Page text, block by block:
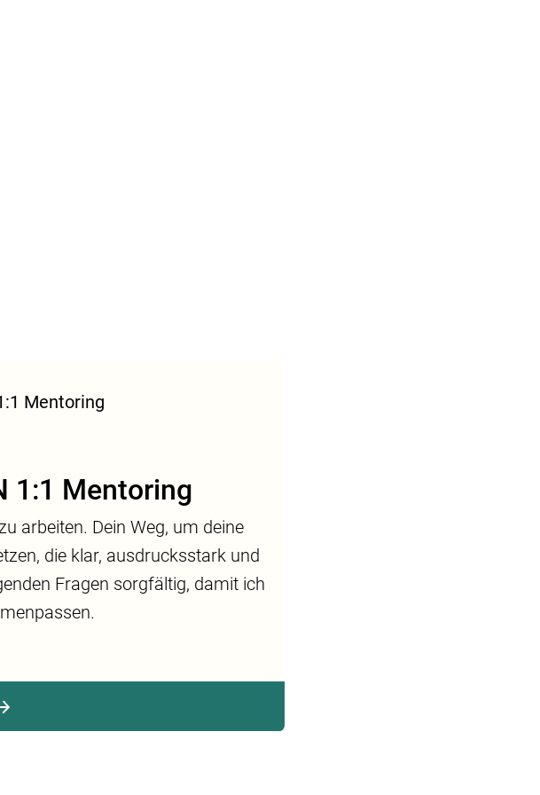
1:1 Mentoring
arbeiten. Dein Weg, um deine
die klar, ausdrucksstark und
Fragen sorgfältig, damit ich